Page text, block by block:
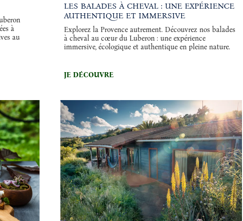
à
au
LES BALADES À CHEVAL : UNE EXPÉRIENCE
AUTHENTIQUE ET IMMERSIVE
Explorez la Provence autrement. Découvrez nos balades
à cheval au cœur du Luberon : une expérience
immersive, écologique et authentique en pleine nature.
JE DÉCOUVRE